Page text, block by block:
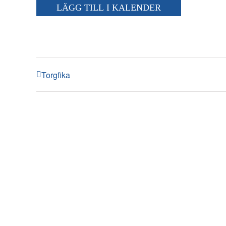
LÄGG TILL I KALENDER
Torgfika